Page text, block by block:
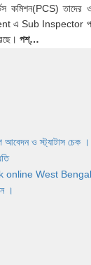
কমিশন(PCS)
এ Sub Inspector পদে
পশ্…
ও স্ট্যাটাস চেক ।
online West Bengal
।